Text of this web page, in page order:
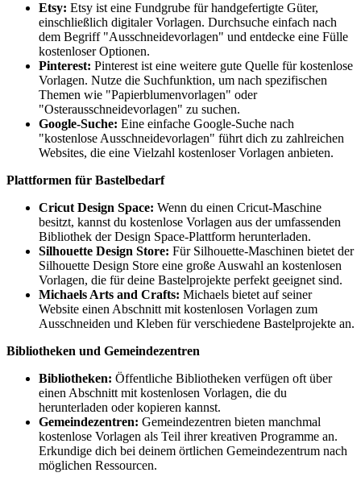
Etsy: Etsy ist eine Fundgrube für handgefertigte Güter,
einschließlich digitaler Vorlagen. Durchsuche einfach nach
dem Begriff "Ausschneidevorlagen" und entdecke eine Fülle
kostenloser Optionen.
Pinterest: Pinterest ist eine weitere gute Quelle für kostenlose
Vorlagen. Nutze die Suchfunktion, um nach spezifischen
Themen wie "Papierblumenvorlagen" oder
"Osterausschneidevorlagen" zu suchen.
Google-Suche: Eine einfache Google-Suche nach
"kostenlose Ausschneidevorlagen" führt dich zu zahlreichen
Websites, die eine Vielzahl kostenloser Vorlagen anbieten.
Plattformen für Bastelbedarf
Cricut Design Space: Wenn du einen Cricut-Maschine
besitzt, kannst du kostenlose Vorlagen aus der umfassenden
Bibliothek der Design Space-Plattform herunterladen.
Silhouette Design Store: Für Silhouette-Maschinen bietet der
Silhouette Design Store eine große Auswahl an kostenlosen
Vorlagen, die für deine Bastelprojekte perfekt geeignet sind.
Michaels Arts and Crafts: Michaels bietet auf seiner
Website einen Abschnitt mit kostenlosen Vorlagen zum
Ausschneiden und Kleben für verschiedene Bastelprojekte an.
Bibliotheken und Gemeindezentren
Bibliotheken: Öffentliche Bibliotheken verfügen oft über
einen Abschnitt mit kostenlosen Vorlagen, die du
herunterladen oder kopieren kannst.
Gemeindezentren: Gemeindezentren bieten manchmal
kostenlose Vorlagen als Teil ihrer kreativen Programme an.
Erkundige dich bei deinem örtlichen Gemeindezentrum nach
möglichen Ressourcen.